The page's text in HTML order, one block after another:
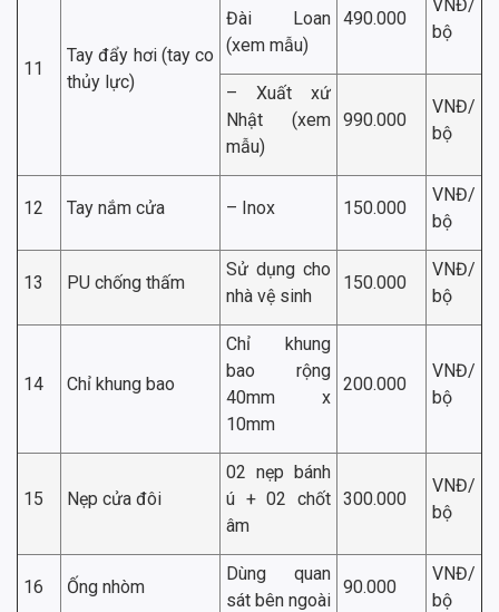
11
Tay đẩy hơi (tay co
thủy lực)
Đài Loan
(xem mẫu)
490.000
VNĐ/
bộ
– Xuất xứ
Nhật (xem
mẫu)
990.000
VNĐ/
bộ
12 Tay nắm cửa – Inox 150.000
VNĐ/
bộ
13 PU chống thấm
Sử dụng cho
nhà vệ sinh
150.000
VNĐ/
bộ
14 Chỉ khung bao
Chỉ khung
bao rộng
40mm x
10mm
200.000
VNĐ/
bộ
15 Nẹp cửa đôi
02 nẹp bánh
ú + 02 chốt
âm
300.000
VNĐ/
bộ
16 Ống nhòm
Dùng quan
sát bên ngoài
90.000
VNĐ/
bộ